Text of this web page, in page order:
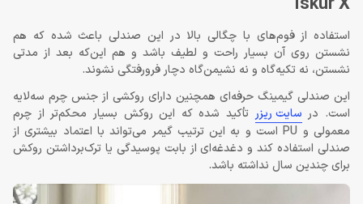
استفاده از فوم‌های با چگالی بالا در این صندلی باعث شده که هم
نشستن روی آن بسیار راحت و لطیف باشد و هم این‌که بعد از مدتی
نشستن، نه تکیه‌گاه و نه نشیمن‌گاه دچار فرورفتگی نشوند.
این صندلی گیمینگ حرفه‌ای همچنین دارای روکشی از جنس چرم سه‌لایه
است. در سایت ریزرتأکید شده که این روکش بسیار محکم‌تر از چرم
معمولی و PU است و به این ترتیب گیمر می‌تواند با اعتماد بیشتری از
صندلی استفاده کند و دغدغه‌ای از بابت پوسیدگی یا ترک‌برداشتن روکش
برای چندین سال نداشته باشد.